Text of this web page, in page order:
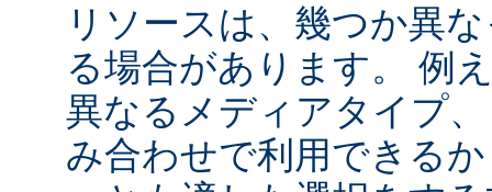
リソースは、幾つか異
る場合があります。 例
異なるメディアタイプ
み合わせで利用できる